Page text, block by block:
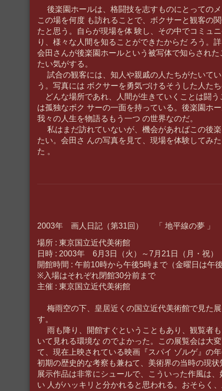
後楽園ホールは、格闘技を志すものにとっての
この場を何度 も訪れることで、ボクサーと観客の
たと思う。自らが現場を体 験し、その中でコミュ
り、様々な人間を知ることができたからだ ろう。
会田さんが後楽園ホールという被写体で知らされ
たい気がする。
試合の観客には、知人や親戚の人たちがたいて
う。写真には ボクサーを勇気づけるそうした人た
どんな場所であれ、人間が生きていくことは闘う
は孤独なボク サーの一面を持っている。後楽園ホ
我々の人生を物語るもう一つ の世界なのだ。
私はまだ訪れていないが、機会があればこの後
たい。会田さ んの写真を見て、現場を体験してみ
た 。
2003年 画人日記（第31回） 「 地平線の夢 」
場所 : 東京国立近代美術館
日時 : 2003年 6月3日（火）～7月21日（月・祝）
開館時間 : 午前10時から午後5時まで（金曜日は午
※入場はそれぞれ閉館30分前まで
主催 : 東京国立近代美術館
梅雨空の下、皇居近くの国立近代美術館で見た
す。
雨も降り、開館すぐということもあり、観覧者
いて見れる環境な のでよかった。この展覧会は大
て、現在上映されている映画『スパイ ゾルゲ』の
初期の歴史的な考察も兼ねて、美術界の当時の現
展示作品は非常にシュールで、こういった作風は
い 人がハッキリと分かれると思われる。おそらく